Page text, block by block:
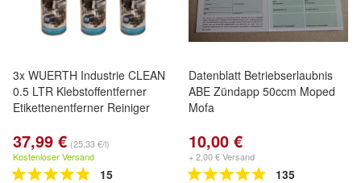
3x WUERTH Industrie CLEAN
0.5 LTR Klebstoffentferner
Etikettenentferner Reiniger
37,99 € (25,33 €/l)
Kostenloser Versand
15
Datenblatt Betriebserlaubnis
ABE Zündapp 50ccm Moped
Mofa
10,00 €
+ 2,00 € Versand
135